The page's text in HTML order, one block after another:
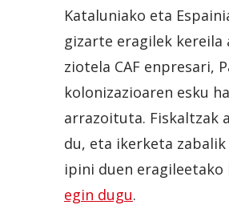
Kataluniako eta
gizarte eragilek kereila
ziotela CAF enpresari,
kolonizazioaren esku
arrazoituta. Fiskaltzak
du, eta ikerketa zabalik
ipini duen eragileetako
egin dugu.